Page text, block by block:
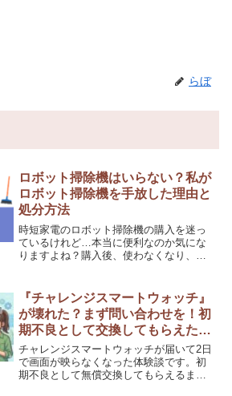
らぼ
ロボット掃除機はいらない？私が
ロボット掃除機を手放した理由と
処分方法
時短家電のロボット掃除機の購入を迷っ
ているけれど…本当に便利なのか気にな
りますよね？購入後、使わなくなり、後
ット掃除機を購入し、数年間使用しまし
た。その後、子どもの成長...
『チャレンジスマートウォッチ』
が壊れた？まず問い合わせを！初
期不良として交換してもらえた体
験談
チャレンジスマートウォッチが届いて2日
で画面が映らなくなった体験談です。初
期不良として無償交換してもらえるまで